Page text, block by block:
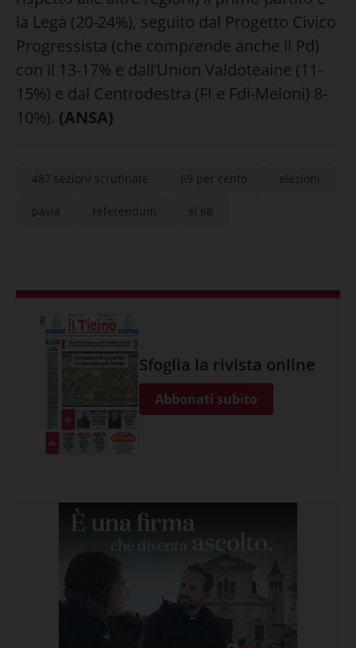
la Lega (20-24%), seguito dal Progetto Civico
Progressista (che comprende anche il Pd)
con il 13-17% e dall’Union Valdoteaine (11-
15%) e dal Centrodestra (FI e Fdi-Meloni) 8-
10%). (ANSA)
487 sezioni scrutinate 69 per cento elezioni
pavia referendum si 68
Sfoglia la rivista online
Abbonati subito